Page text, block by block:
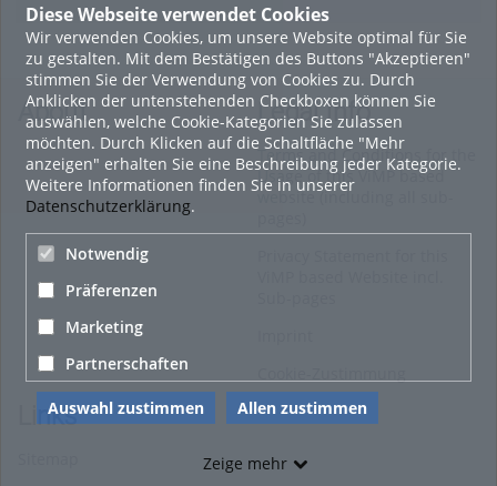
Diese Webseite verwendet Cookies
Wir verwenden Cookies, um unsere Website optimal für Sie
zu gestalten. Mit dem Bestätigen des Buttons "Akzeptieren"
stimmen Sie der Verwendung von Cookies zu. Durch
Anklicken der untenstehenden Checkboxen können Sie
auswählen, welche Cookie-Kategorien Sie zulassen
möchten. Durch Klicken auf die Schaltfläche "Mehr
anzeigen" erhalten Sie eine Beschreibung jeder Kategorie.
Weitere Informationen finden Sie in unserer
Datenschutzerklärung.
Notwendig
Präferenzen
Marketing
Partnerschaften
Auswahl zustimmen Allen zustimmen
Zeige mehr
1. Februar 2019
Ferienvergünstigungen am 24. Wiener Eistraum – So cool
kann schulfrei sein
IMAGO
11. Januar 2019
Ruefa Reisekompass 2019: Reiselust der Österreicher
ungebrochen
IMAGO
About Legal Info
Terms and Conditions for the
Usage of this ViMP based
website (including all sub-
Links